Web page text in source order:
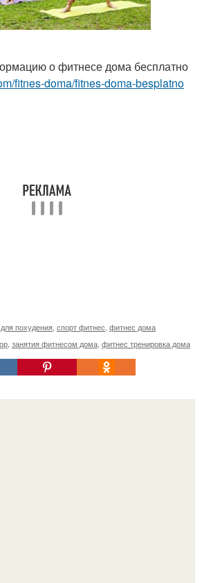
о фитнесе дома бесплатно
fitnes-doma/fitnes-doma-besplatno
похудения спорт фитнес фитнес дома
занятия фитнесом дома фитнес тренировка дома